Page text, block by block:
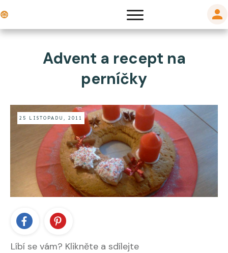
Advent a recept na
perníčky
25 LISTOPADU, 2011
Líbí se vám? Klikněte a sdílejte